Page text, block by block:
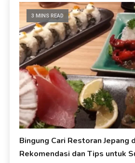
3 MINS READ
Bingung Cari Restoran Jepang
Rekomendasi dan Tips untuk